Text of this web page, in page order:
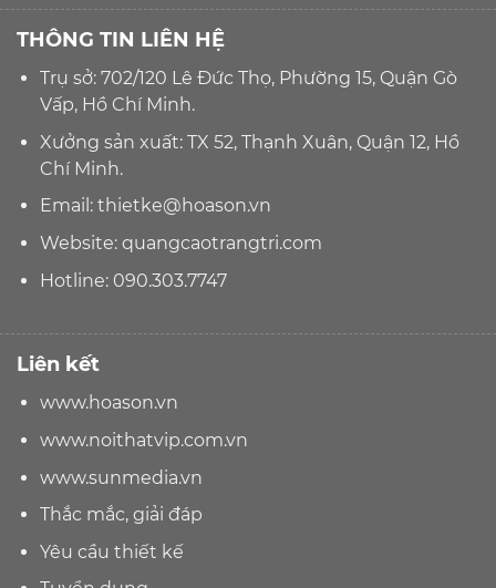
THÔNG TIN LIÊN HỆ
Trụ sở: 702/120 Lê Đức Thọ, Phường 15, Quận Gò
Vấp, Hồ Chí Minh.
Xưởng sản xuất: TX 52, Thạnh Xuân, Quận 12, Hồ
Chí Minh.
Email: thietke@hoason.vn
Website:quangcaotrangtri.com
Hotline: 090.303.7747
Liên kết
www.hoason.vn
www.noithatvip.com.vn
www.sunmedia.vn
Thắc mắc, giải đáp
Yêu cầu thiết kế